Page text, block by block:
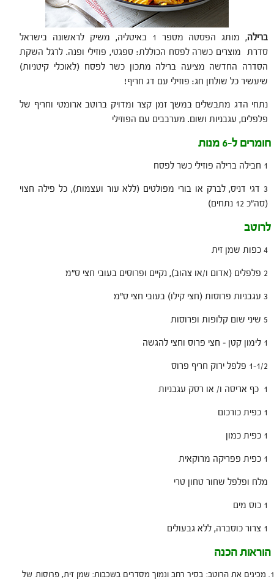
ברילה
, מותג הפסטה מספר 1 באיטליה, משיק לראשונה בישראל
סדרת מוצרים כשרה לפסח הכוללת: ספגטי, פוזילי ופנה. לרגל השקת
הסדרה החדשה מציעה ברילה מתכון כשר לפסח (לאוכלי קיטניות)
שיעשיר כל שולחן חג: פוזילי עם דג חריף!
נתחי הדג מתבשלים במשך זמן קצר ומדויק ברוטב ארומטי וחריף של
פלפלים, עגבניות ושום. מערבבים עם הפוזילי
חומרים ל-6 מנות
1 חבילה ברילה פוזילי כשר לפסח
3 דגי דניס, לברק או בורי מפולטים (ללא עור ועצמות), כל פילה חצוי
(סה״כ 12 נתחים)
לרוטב
4 כפות שמן זית
2 פלפלים (אדום ו/או צהוב), נקיים ופרוסים בעובי חצי ס"מ
3 עגבניות פרוסות (חצי קילו) בעובי חצי ס"מ
5 שיני שום קלופות ופרוסות
1 לימון קטן – חצי פרוס וחצי להגשה
1-1/2 פלפל ירוק חריף פרוס
1 כף אריסה ו/ או רסק עגבניות
1 כפית כורכום
1 כפית כמון
1 כפית פפריקה מרוקאית
מלח ופלפל שחור טחון טרי
1 כוס מים
1 צרור כוסברה, ללא גבעולים
הוראות הכנה
מכינים את הרוטב: בסיר רחב ונמוך מסדרים בשכבות: שמן זית, פרוסות של